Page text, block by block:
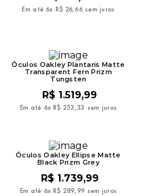
Em até 6x R$ 26, 66 sem juros
Óculos Oakley Plantaris Matte
Transparent Fern Prizm
Tungsten
R$ 1.519,99
Em até 6x R$ 253 ,33 sem juros
Óculos Oakley Ellipse Matte
Black Prizm Grey
R$ 1 .739,99
Em até 6x R$ 289, 99 sem juros